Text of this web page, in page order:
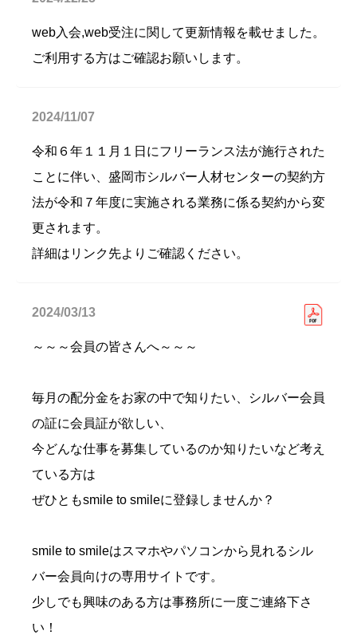
web入会,web受注に関して更新情報を載せました。
ご利用する方はご確認お願いします。
2024/11/07
令和６年１１月１日にフリーランス法が施行された
ことに伴い、盛岡市シルバー人材センターの契約方
法が令和７年度に実施される業務に係る契約から変
更されます。
詳細はリンク先よりご確認ください。
2024/03/13
～～～会員の皆さんへ～～～
毎月の配分金をお家の中で知りたい、シルバー会員
の証に会員証が欲しい、
今どんな仕事を募集しているのか知りたいなど考え
ている方は
ぜひともsmile to smileに登録しませんか？
smile to smileはスマホやパソコンから見れるシル
バー会員向けの専用サイトです。
少しでも興味のある方は事務所に一度ご連絡下さ
い！